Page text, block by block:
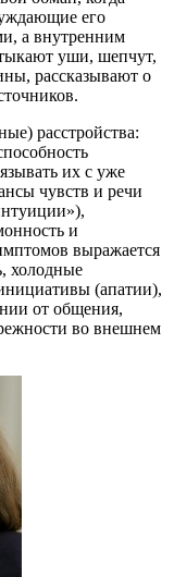
его
а внутренним
уши, шепчут,
рассказывают о
расстройства:
их с уже
чувств и речи
и
выражается
холодные
(апатии),
от общения,
во внешнем